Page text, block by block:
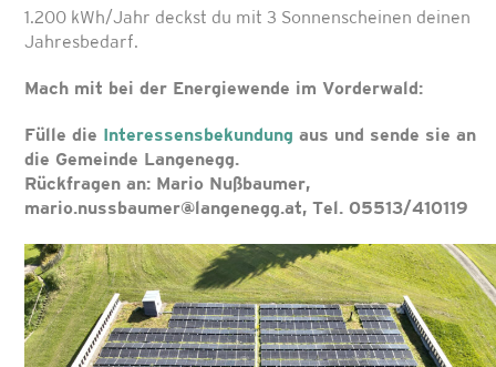
1.200 kWh/Jahr deckst du mit 3 Sonnenscheinen deinen
Jahresbedarf.
Mach mit bei der Energiewende im Vorderwald:
Fülle die Interessensbekundung aus und sende sie an
die Gemeinde Langenegg.
Rückfragen an: Mario Nußbaumer,
mario.nussbaumer@langenegg.at, Tel. 05513/410119